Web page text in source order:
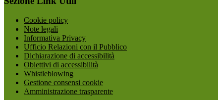
Cookie policy
Note legali
Informativa Privacy
Ufficio Relazioni con il Pubblico
Dichiarazione di accessibilità
Obiettivi di accessibilità
Whistleblowing
Gestione consensi cookie
Amministrazione trasparente